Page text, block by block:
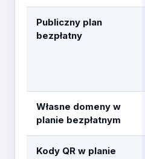
Publiczny plan
bezpłatny
Własne domeny w
planie bezpłatnym
Kody QR w planie